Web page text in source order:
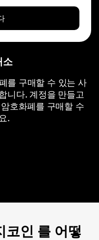
소
를 구매할 수 있는 사
니다. 계정을 만들고
호화폐를 구매할 수
.
인 를 어떻